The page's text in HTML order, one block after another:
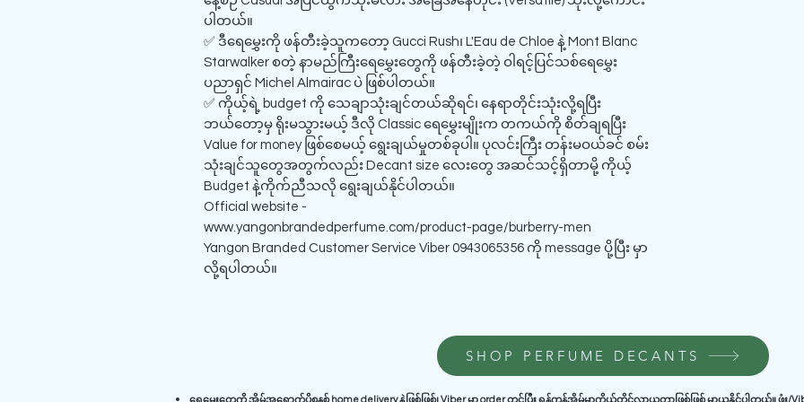
ပါတယ်။
✅ ဒီရေမွှေးကို ဖန်တီးခဲ့သူကတော့ Gucci Rush၊ L'Eau de Chloe နဲ့ Mont Blanc
Starwalker စတဲ့ နာမည်ကြီးရေမွှေးတွေကို ဖန်တီးခဲ့တဲ့ ဝါရင့်ပြင်သစ်ရေမွှေး
ပညာရှင် Michel Almairac ပဲ ဖြစ်ပါတယ်။
✅ ကိုယ့်ရဲ့ budget ကို သေချာသုံးချင်တယ်ဆိုရင်၊ နေရာတိုင်းသုံးလို့ရပြီး
ဘယ်တော့မှ ရိုးမသွားမယ့် ဒီလို Classic ရေမွှေးမျိုးက တကယ်ကို စိတ်ချရပြီး
Value for money ဖြစ်စေမယ့် ရွေးချယ်မှုတစ်ခုပါ။ ပုလင်းကြီး တန်းမဝယ်ခင် စမ်း
သုံးချင်သူတွေအတွက်လည်း Decant size လေးတွေ အဆင်သင့်ရှိတာမို့ ကိုယ့်
Budget နဲ့ကိုက်ညီသလို ရွေးချယ်နိုင်ပါတယ်။
Official website -
www.yangonbrandedperfume.com/product-page/burberry-men
Yangon Branded Customer Service Viber 0943065356 ကို message ပို့ပြီး မှာ
လို့ရပါတယ်။
SHOP PERFUME DECANTS
ရေမွှေးတွေကိုအိမ်အရောက်ပို့စနစ် home deliveryနဲ့ဖြစ်ဖြစ်၊ Viber မှာ order တင်ပြီးရန်ကုန်အိမ်မှာကိုယ်တိုင်လာယူတာဖြစ်ဖြစ်မှာယူနိုင်ပါတယ်။ ဖုံး/